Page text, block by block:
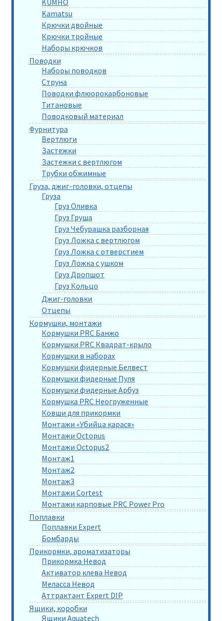
Kamatsu
Крючки двойные
Крючки тройные
Наборы крючков
Поводки
Наборы поводков
Струна
Поводки флюорокарбоновые
Титановые
Поводковый материал
Фурнитура
Вертлюги
Застежки
Застежки с вертлюгом
Трубки обжимные
Груза, джиг-головки, отцепы
Груза
Груз Оливка
Груз Груша
Груз Чебурашка разборная
Груз Ложка с вертлюгом
Груз Ложка с отверстием
Груз Ложка с ушком
Груз Дропшот
Груз Кольцо
Джиг-головки
Отцепы
Кормушки, монтажи
Кормушки PRC Банжо
Кормушки PRC Квадрат-крыло
Кормушки в наборах
Кормушки фидерные Белвест
Кормушки фидерные Пуля
Кормушки фидерные Арбуз
Кормушка PRC Неогруженные
Ковши для прикормки
Монтажи «Убийца карася»
Монтажи Octopus
Монтажи Octopus2
Монтаж1
Монтаж2
Монтаж3
Монтажи Cortest
Монтажи карповые PRC Power Pro
Поплавки
Поплавки Expert
Бомбарды
Прикормки, ароматизаторы
Прикормка Невод
Активатор клева Невод
Меласса Невод
Аттрактант Expert DIP
Ящики, коробки
Ящики Aquatech